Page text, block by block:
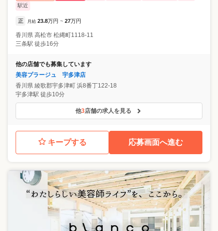
駅近
正 月給 23.8万円 ~ 27万円
香川県 高松市 松縄町1118-11
三条駅 徒歩16分
他の店舗でも募集しています
美容プラージュ 宇多津店
香川県 綾歌郡宇多津町 浜8番丁122-18
宇多津駅 徒歩10分
他3店舗の求人を見る
キープする 応募画面へ進む